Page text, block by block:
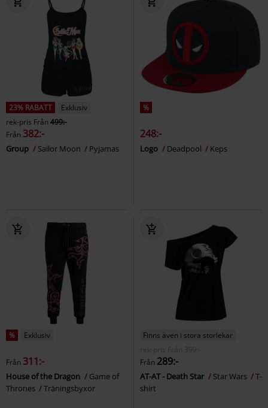
23% RABATT
Exklusiv
rek-pris Från499:-
Från 382:-
Group Sailor Moon Pyjamas
%
248:-
Logo Deadpool Keps
% Exklusiv
Från 311:-
House of the Dragon
Game of
Thrones
Träningsbyxor
Finns även i stora storlekar
rek-pris
Från
399:-
Från 289:-
AT-AT - Death Star Star Wars
T-
shirt